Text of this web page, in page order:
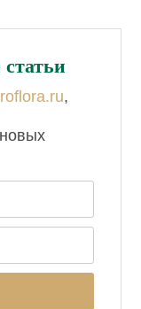
,